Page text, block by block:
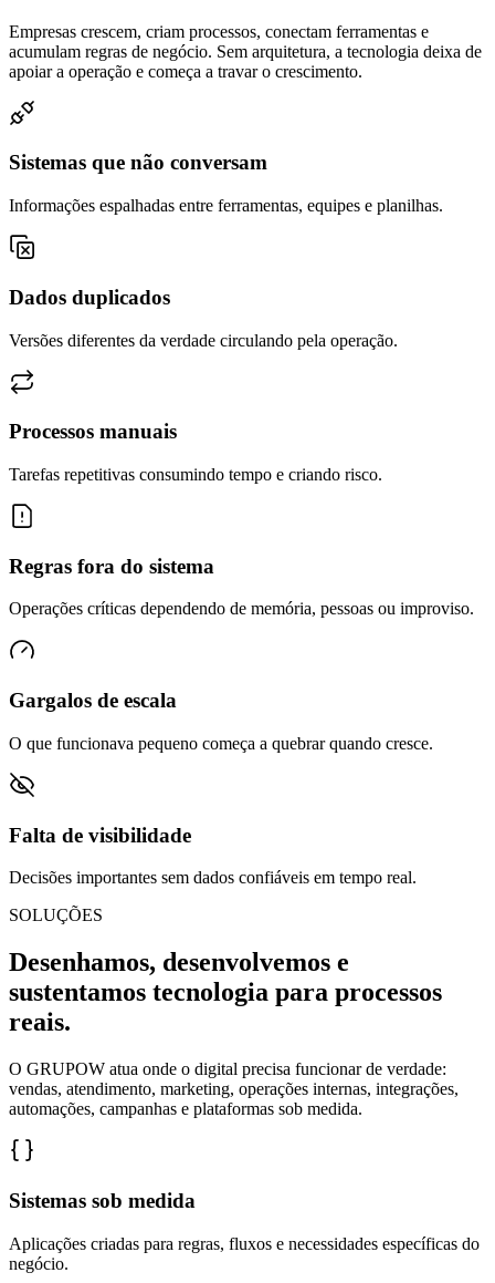
Empresas crescem, criam processos, conectam ferramentas e
acumulam regras de negócio. Sem arquitetura, a tecnologia deixa de
apoiar a operação e começa a travar o crescimento.
Sistemas que não conversam
Informações espalhadas entre ferramentas, equipes e planilhas.
Dados duplicados
Versões diferentes da verdade circulando pela operação.
Processos manuais
Tarefas repetitivas consumindo tempo e criando risco.
Regras fora do sistema
Operações críticas dependendo de memória, pessoas ou improviso.
Gargalos de escala
O que funcionava pequeno começa a quebrar quando cresce.
Falta de visibilidade
Decisões importantes sem dados confiáveis em tempo real.
SOLUÇÕES
Desenhamos, desenvolvemos e
sustentamos tecnologia para processos
reais.
O GRUPOW atua onde o digital precisa funcionar de verdade:
vendas, atendimento, marketing, operações internas, integrações,
automações, campanhas e plataformas sob medida.
Sistemas sob medida
Aplicações criadas para regras, fluxos e necessidades específicas do
negócio.